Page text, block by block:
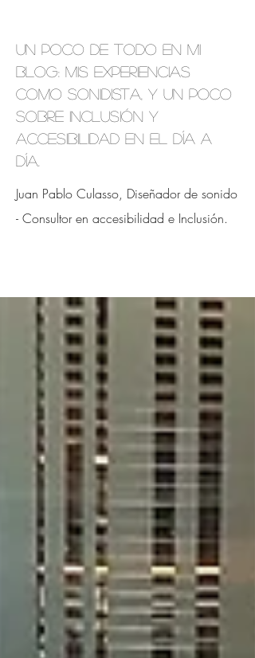
Un poco de todo en mi
blog: mis experiencias
como sonidista, y un poco
sobre inclusión y
accesibilidad en el día a
día.
Juan Pablo Culasso, Diseñador de sonido
- Consultor en accesibilidad e Inclusión.